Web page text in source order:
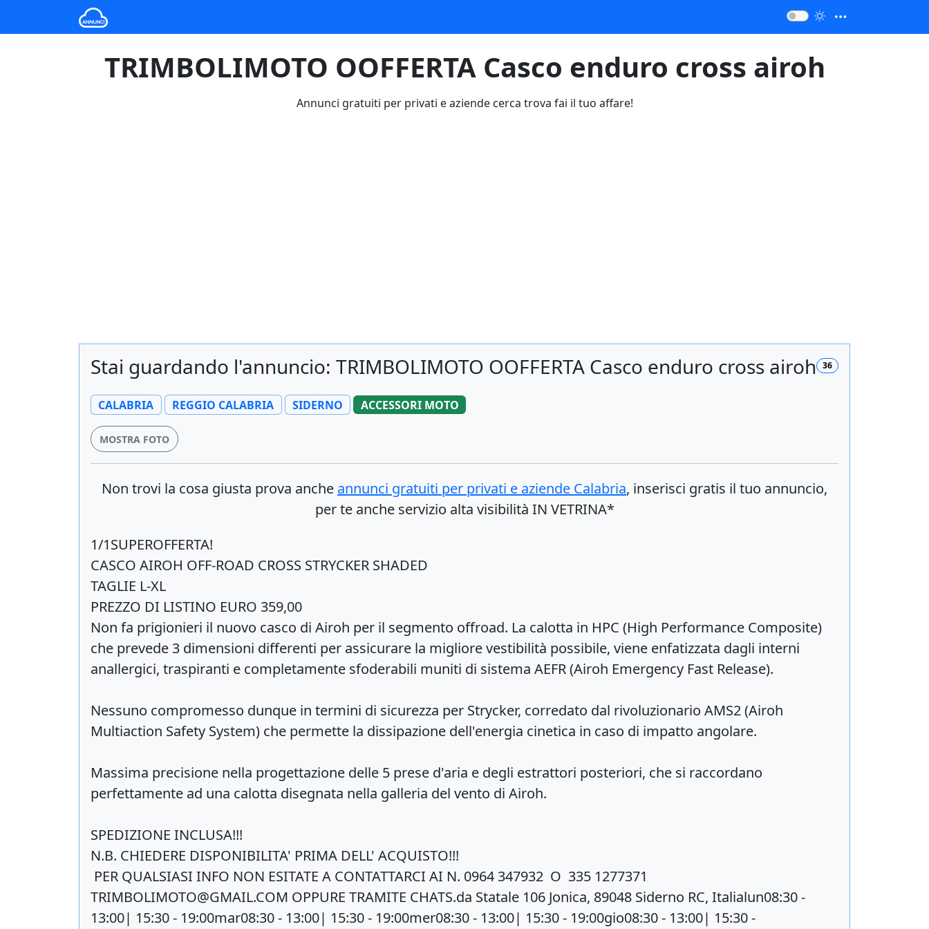
TRIMBOLIMOTO OOFFERTA Casco enduro cross airoh
Annunci gratuiti per privati e aziende cerca trova fai il tuo affare!
36
Stai guardando l'annuncio: TRIMBOLIMOTO OOFFERTA Casco enduro cross airoh
CALABRIA REGGIO CALABRIA SIDERNO ACCESSORI MOTO
MOSTRA FOTO
Non trovi la cosa giusta prova anche annunci gratuiti per privati e aziende Calabria, inserisci gratis il tuo annuncio,
per te anche servizio alta visibilità IN VETRINA*
1/1SUPEROFFERTA!
CASCO AIROH OFF-ROAD CROSS STRYCKER SHADED
TAGLIE L-XL
PREZZO DI LISTINO EURO 359,00
Non fa prigionieri il nuovo casco di Airoh per il segmento offroad. La calotta in HPC (High Performance Composite)
che prevede 3 dimensioni differenti per assicurare la migliore vestibilità possibile, viene enfatizzata dagli interni
anallergici, traspiranti e completamente sfoderabili muniti di sistema AEFR (Airoh Emergency Fast Release).
Nessuno compromesso dunque in termini di sicurezza per Strycker, corredato dal rivoluzionario AMS2 (Airoh
Multiaction Safety System) che permette la dissipazione dell'energia cinetica in caso di impatto angolare.
Massima precisione nella progettazione delle 5 prese d'aria e degli estrattori posteriori, che si raccordano
perfettamente ad una calotta disegnata nella galleria del vento di Airoh.
SPEDIZIONE INCLUSA!!!
N.B. CHIEDERE DISPONIBILITA' PRIMA DELL' ACQUISTO!!!
PER QUALSIASI INFO NON ESITATE A CONTATTARCI AI N. 0964 347932 O 335 1277371
TRIMBOLIMOTO@GMAIL.COM OPPURE TRAMITE CHATS.da Statale 106 Jonica, 89048 Siderno RC, Italialun08:30 -
13:00| 15:30 - 19:00mar08:30 - 13:00| 15:30 - 19:00mer08:30 - 13:00| 15:30 - 19:00gio08:30 - 13:00| 15:30 -